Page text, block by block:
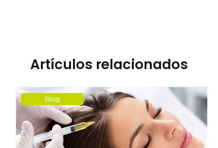
Artículos relacionados
Blog